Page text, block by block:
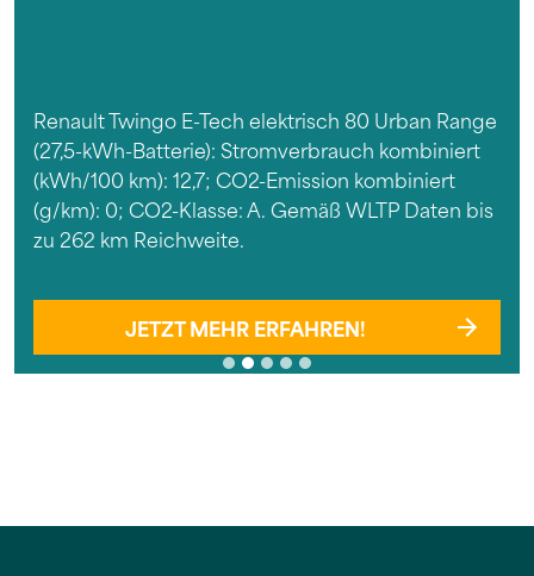
Renault Twingo E-Tech elektrisch 80 Urban Range
(27,5-kWh-Batterie): Stromverbrauch kombiniert
(kWh/100 km): 12,7; CO2-Emission kombiniert
(g/km): 0; CO2-Klasse: A. Gemäß WLTP Daten bis
zu 262 km Reichweite.
JETZT MEHR ERFAHREN!